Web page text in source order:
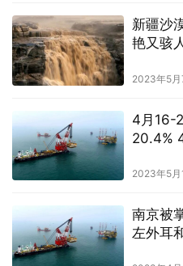
新疆沙
艳又骇
2023年5月
4月16-
20.4%
2023年5月
南京被
左外耳